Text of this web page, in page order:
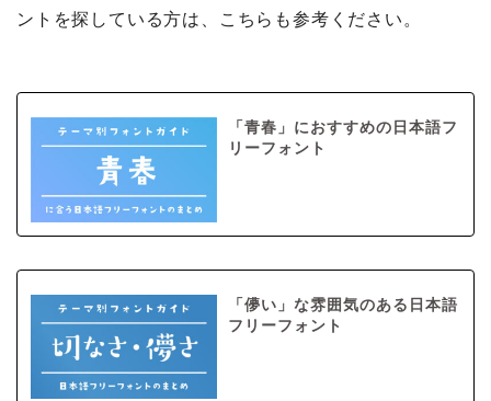
ントを探している方は、こちらも参考ください。
「青春」におすすめの日本語フ
リーフォント
「儚い」な雰囲気のある日本語
フリーフォント